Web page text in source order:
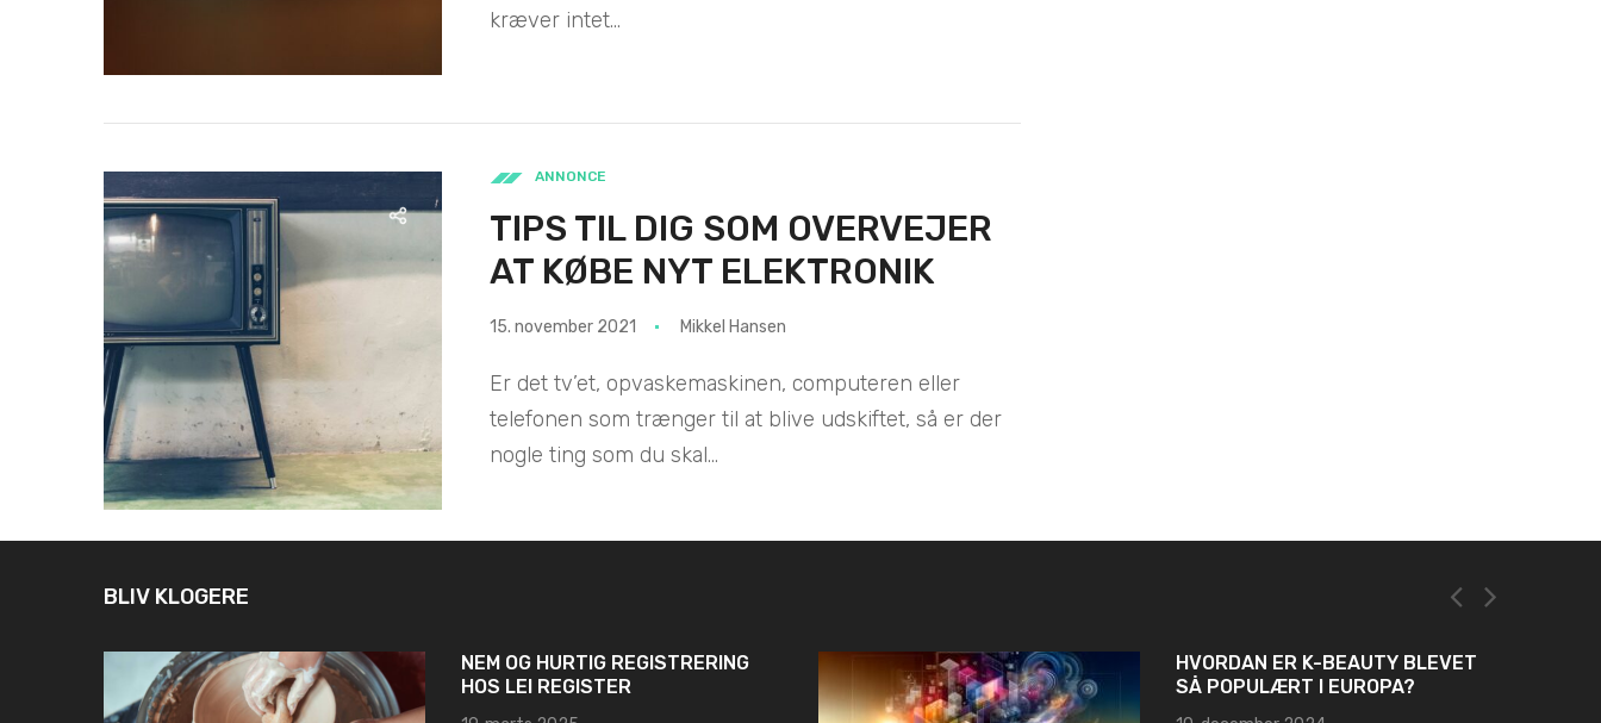
kræver intet...
ANNONCE
TIPS TIL DIG SOM OVERVEJER
AT KØBE NYT ELEKTRONIK
15. november 2021 Mikkel Hansen
Er det tv’et, opvaskemaskinen, computeren eller
telefonen som trænger til at blive udskiftet, så er der
nogle ting som du skal...
BLIV KLOGERE
NEM OG HURTIG REGISTRERING
HOS LEI REGISTER
HVORDAN ER K-BEAUTY BLEVET
SÅ POPULÆRT I EUROPA?